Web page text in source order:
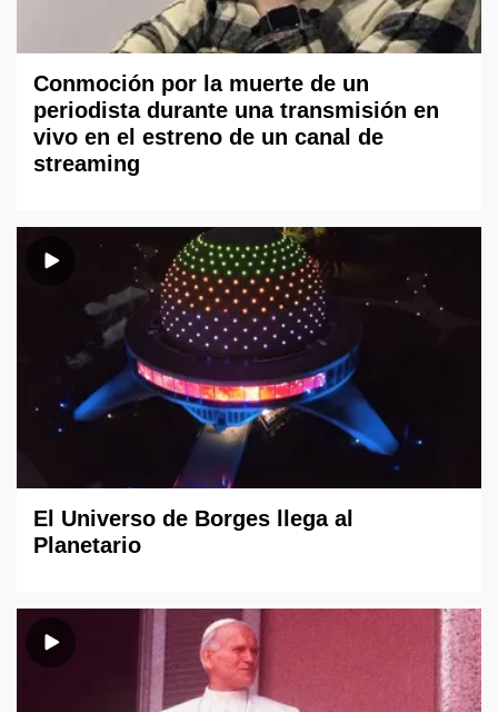
Conmoción por la muerte de un
periodista durante una transmisión en
vivo en el estreno de un canal de
streaming
El Universo de Borges llega al
Planetario